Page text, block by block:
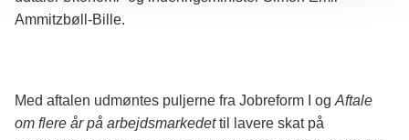
Ammitzbøll-Bille.
Med aftalen udmøntes puljerne fra Jobreform I og Aftale
om flere år på arbejdsmarkedettil lavere skat på